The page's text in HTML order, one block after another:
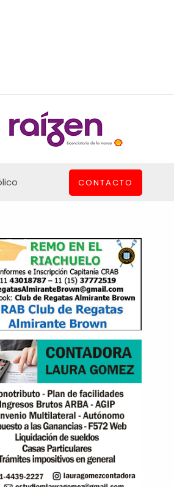
CONTACTO